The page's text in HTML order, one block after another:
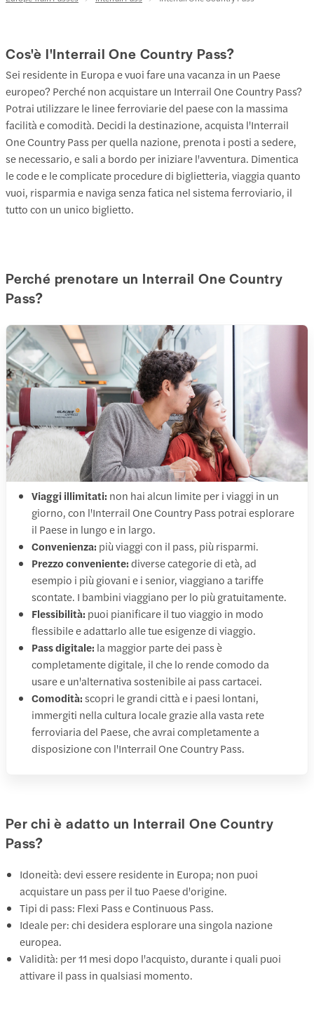
Cos'è l'Interrail One Country Pass?
Sei residente in Europa e vuoi fare una vacanza in un Paese
europeo? Perché non acquistare un Interrail One Country Pass?
Potrai utilizzare le linee ferroviarie del paese con la massima
facilità e comodità. Decidi la destinazione, acquista l'Interrail
One Country Pass per quella nazione, prenota i posti a sedere,
se necessario, e sali a bordo per iniziare l'avventura. Dimentica
le code e le complicate procedure di biglietteria, viaggia quanto
vuoi, risparmia e naviga senza fatica nel sistema ferroviario, il
tutto con un unico biglietto.
Perché prenotare un Interrail One Country
Pass?
Viaggi illimitati: non hai alcun limite per i viaggi in un
giorno, con l'Interrail One Country Pass potrai esplorare
il Paese in lungo e in largo.
Convenienza: più viaggi con il pass, più risparmi.
Prezzo conveniente:diverse categorie di età, ad
esempio i più giovani e i senior, viaggiano a tariffe
scontate. I bambini viaggiano per lo più gratuitamente.
Flessibilità: puoi pianificare il tuo viaggio in modo
flessibile e adattarlo alle tue esigenze di viaggio.
Pass digitale: la maggior parte dei pass è
completamente digitale, il che lo rende comodo da
usare e un'alternativa sostenibile ai pass cartacei.
Comodità:scopri le grandi città e i paesi lontani,
immergiti nella cultura locale grazie alla vasta rete
ferroviaria del Paese, che avrai completamente a
disposizione con l'Interrail One Country Pass.
Per chi è adatto un Interrail One Country
Pass?
Idoneità: devi essere residente in Europa; non puoi
acquistare un pass per il tuo Paese d'origine.
Tipi di pass: Flexi Pass e Continuous Pass.
Ideale per: chi desidera esplorare una singola nazione
europea.
Validità: per 11 mesi dopo l'acquisto, durante i quali puoi
attivare il pass in qualsiasi momento.